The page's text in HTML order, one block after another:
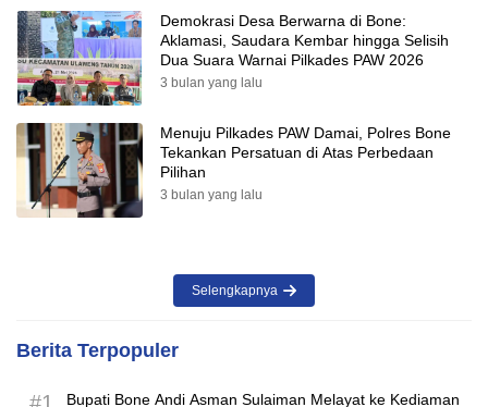
Demokrasi Desa Berwarna di Bone:
Aklamasi, Saudara Kembar hingga Selisih
Dua Suara Warnai Pilkades PAW 2026
3 bulan yang lalu
Menuju Pilkades PAW Damai, Polres Bone
Tekankan Persatuan di Atas Perbedaan
Pilihan
3 bulan yang lalu
Selengkapnya
Berita Terpopuler
Bupati Bone Andi Asman Sulaiman Melayat ke Kediaman